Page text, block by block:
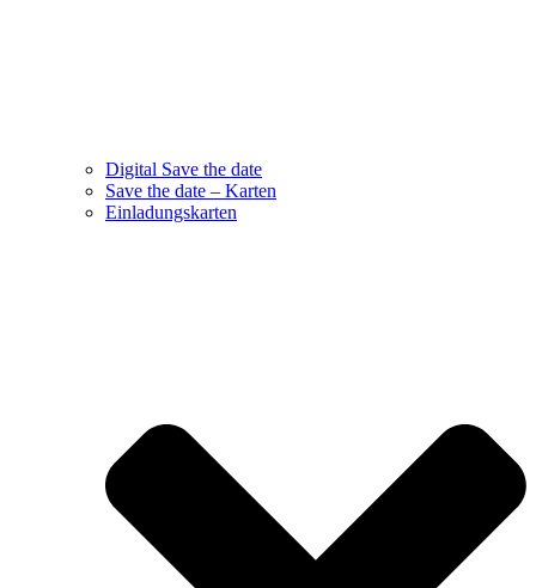
Digital Save the date
Save the date – Karten
Einladungskarten